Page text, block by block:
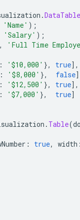
.DataTable
'Name' );
'Salary' );
,
'Full Time
: '$10,000' }, true],
: '$8,000' }, false
: '$12,500' }, true],
: '$7,000' }, true]
. Table(
: true, width